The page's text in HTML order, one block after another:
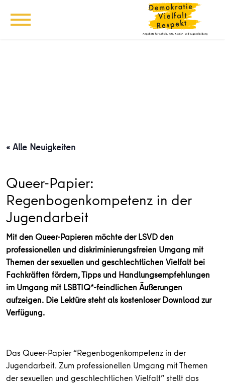
« Alle Neuigkeiten
Queer-Papier:
Regenbogenkompetenz in der
Jugendarbeit
Mit den Queer-Papieren möchte der LSVD den
professionellen und diskriminierungsfreien Umgang mit
Themen der sexuellen und geschlechtlichen Vielfalt bei
Fachkräften fördern, Tipps und Handlungsempfehlungen
im Umgang mit LSBTIQ*-feindlichen Äußerungen
aufzeigen. Die Lektüre steht als kostenloser Download zur
Verfügung.
Das Queer-Papier “Regenbogenkompetenz in der
Jugendarbeit. Zum professionellen Umgang mit Themen
der sexuellen und geschlechtlichen Vielfalt” stellt das